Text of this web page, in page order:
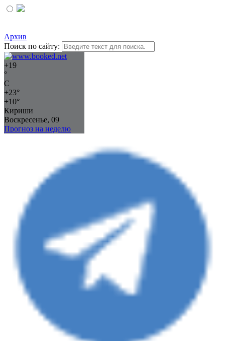
Архив
Поиск по сайту:
+19
°
C
+23°
+10°
Кириши
Воскресенье, 09
Прогноз на неделю